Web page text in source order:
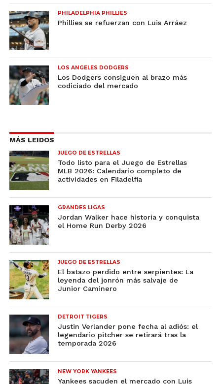
PHILADELPHIA PHILLIES
Phillies se refuerzan con Luis Arráez
LOS ANGELES DODGERS
Los Dodgers consiguen al brazo más
codiciado del mercado
MÁS LEIDOS
JUEGO DE ESTRELLAS
Todo listo para el Juego de Estrellas
MLB 2026: Calendario completo de
actividades en Filadelfia
GRANDES LIGAS
Jordan Walker hace historia y conquista
el Home Run Derby 2026
JUEGO DE ESTRELLAS
El batazo perdido entre serpientes: La
leyenda del jonrón más salvaje de
Junior Caminero
DETROIT TIGERS
Justin Verlander pone fecha al adiós: el
legendario pitcher se retirará tras la
temporada 2026
NEW YORK YANKEES
Yankees sacuden el mercado con Luis